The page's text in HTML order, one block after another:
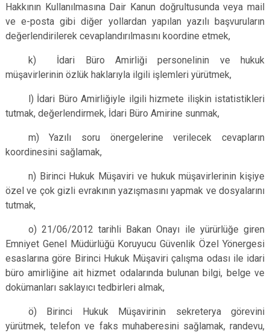
Hakkının Kullanılmasına Dair Kanun doğrultusunda veya mail
ve e-posta gibi diğer yollardan yapılan yazılı başvuruların
değerlendirilerek cevaplandırılmasını koordine etmek,
k) İdari Büro Amirliği personelinin ve hukuk
müşavirlerinin özlük haklarıyla ilgili işlemleri yürütmek,
l) İdari Büro Amirliğiyle ilgili hizmete ilişkin istatistikleri
tutmak, değerlendirmek, İdari Büro Amirine sunmak,
m) Yazılı soru önergelerine verilecek cevapların
koordinesini sağlamak,
n) Birinci Hukuk Müşaviri ve hukuk müşavirlerinin kişiye
özel ve çok gizli evrakının yazışmasını yapmak ve dosyalarını
tutmak,
o) 21/06/2012 tarihli Bakan Onayı ile yürürlüğe giren
Emniyet Genel Müdürlüğü Koruyucu Güvenlik Özel Yönergesi
esaslarına göre Birinci Hukuk Müşaviri çalışma odası ile idari
büro amirliğine ait hizmet odalarında bulunan bilgi, belge ve
dokümanları saklayıcı tedbirleri almak,
ö) Birinci Hukuk Müşavirinin sekreterya görevini
yürütmek, telefon ve faks muhaberesini sağlamak, randevu,